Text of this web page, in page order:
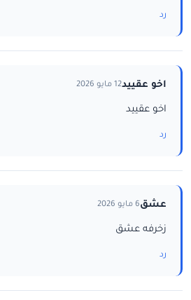
رد
اخو عقييد12 مايو 2026
اخو عقييد
رد
عشق6 مايو 2026
زخرفه عشق
رد